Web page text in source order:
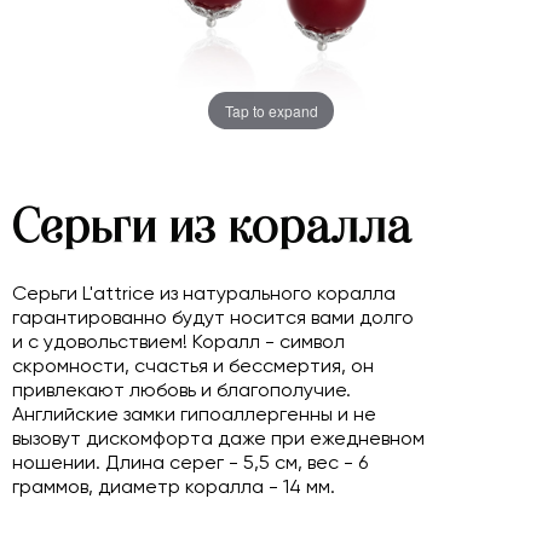
Tap to expand
Серьги из коралла
Серьги L'attrice из натурального коралла
гарантированно будут носится вами долго
и с удовольствием! Коралл - символ
скромности, счастья и бессмертия, он
привлекают любовь и благополучие.
Английские замки гипоаллергенны и не
вызовут дискомфорта даже при ежедневном
ношении. Длина серег - 5,5 см, вес - 6
граммов, диаметр коралла - 14 мм.